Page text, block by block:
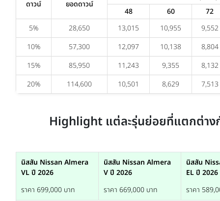
ดาวน์ ยอดดาวน์
48
60
72
5%
28,650 13,015 10,955
9,552
10%
57,300 12,097 10,138
8,804
15%
85,950 11,243 9,355
8,132
20%
114,600 10,501 8,629 7,513
Highlight แต่ละรุ่นย่อยที่แตกต่าง
นิสสัน Nissan Almera
VL ปี 2026
ราคา 699,000 บาท
นิสสัน Nissan Almera
V ปี 2026
ราคา 669,000 บาท
นิสสัน
EL ปี 2026
ราคา